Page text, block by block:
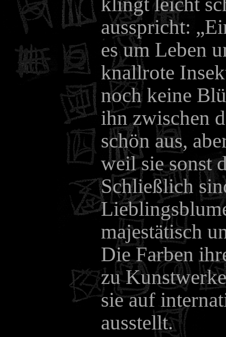
ausspricht:
es um Leben
knallrote
noch keine
ihn zwischen
schön aus,
weil sie sonst
Schließlich
majestätisch
Die Farben
zu
sie auf
ausstellt.